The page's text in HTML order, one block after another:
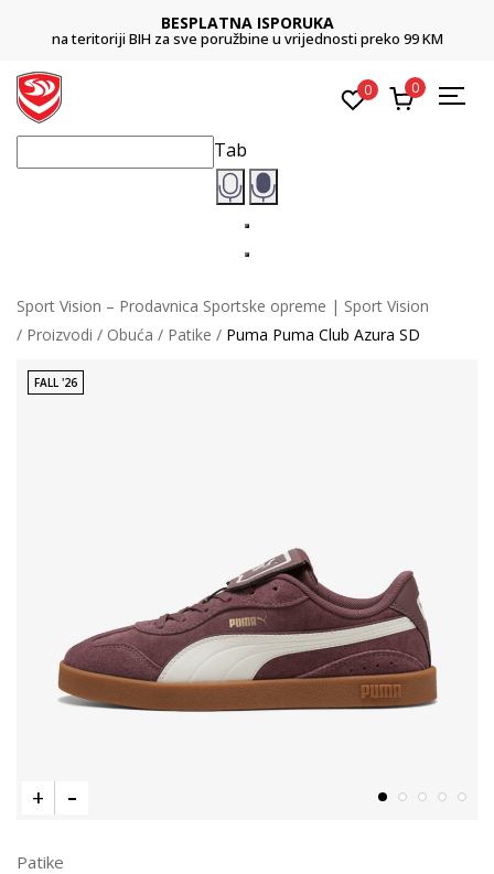
BESPLATNA ISPORUKA
na teritoriji BIH za sve poružbine u vrijednosti preko 99 KM
0 0
Tab
Sport Vision – Prodavnica Sportske opreme | Sport Vision
Proizvodi
Obuća Patike Puma Puma Club Azura SD
FALL '26
Patike